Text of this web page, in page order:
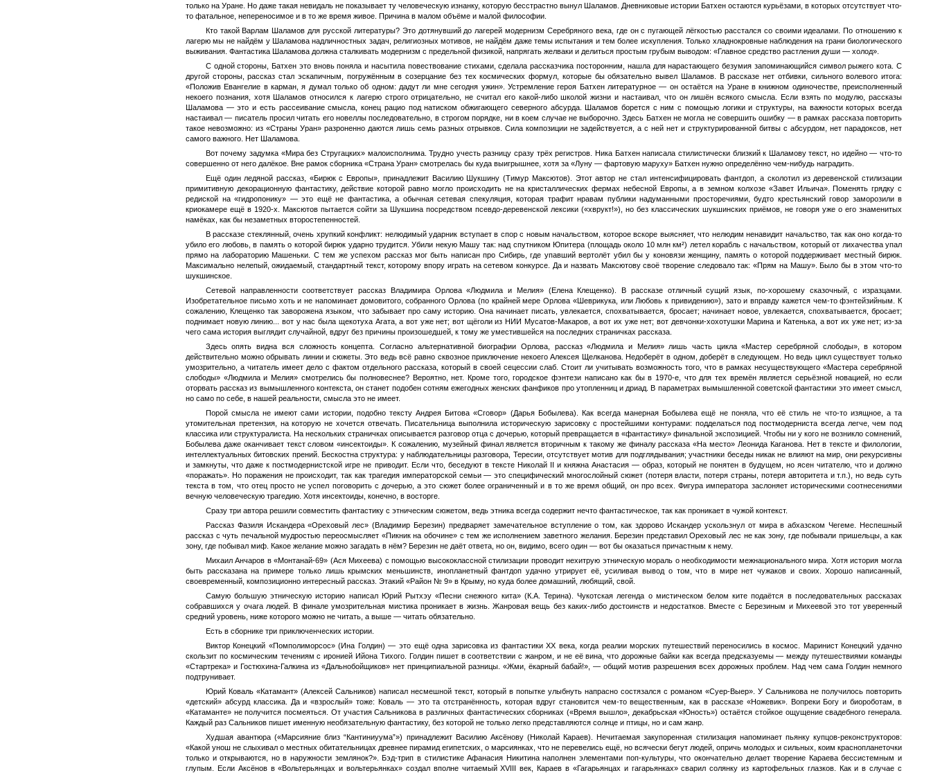
только на Уране. Но даже такая невидаль не показывает ту человеческую изнанку, которую бесстрастно вынул Шаламов. Дневниковые истории Батхен остаются курьёзами, в которых отсутствует что-
то фатальное, непереносимое и в то же время живое. Причина в малом объёме и малой философии.
Кто такой Варлам Шаламов для русской литературы? Это дотянувший до лагерей модернизм Серебряного века, где он с пугающей лёгкостью расстался со своими идеалами. По отношению к
лагерю мы не найдём у Шаламова надличностных задач, религиозных мотивов, не найдём даже темы испытания и тем более искупления. Только хладнокровные наблюдения на грани биологического
выживания. Фантастика Шаламова должна сталкивать модернизм с предельной физикой, напрягать желваки и делиться простым грубым выводом: «Главное средство растления души — холод».
С одной стороны, Батхен это вновь поняла и насытила повествование стихами, сделала рассказчика посторонним, нашла для нарастающего безумия запоминающийся символ рыжего кота. С
другой стороны, рассказ стал эскапичным, погружённым в созерцание без тех космических формул, которые бы обязательно вывел Шаламов. В рассказе нет отбивки, сильного волевого итога:
«Положив Евангелие в карман, я думал только об одном: дадут ли мне сегодня ужин». Устремление героя Батхен литературное — он остаётся на Уране в книжном одиночестве, преисполненный
некоего познания, хотя Шаламов относился к лагерю строго отрицательно, не считал его какой-либо школой жизни и настаивал, что он лишён всякого смысла. Если взять по модулю, рассказы
Шаламова — это и есть рассеивание смысла, конец рацио под натиском обжигающего северного абсурда. Шаламов борется с ним с помощью логики и структуры, на важности которых всегда
настаивал — писатель просил читать его новеллы последовательно, в строгом порядке, ни в коем случае не выборочно. Здесь Батхен не могла не совершить ошибку — в рамках рассказа повторить
такое невозможно: из «Страны Уран» разроненно даются лишь семь разных отрывков. Сила композиции не задействуется, а с ней нет и структурированной битвы с абсурдом, нет парадоксов, нет
самого важного. Нет Шаламова.
Вот почему задумка «Мира без Стругацких» малоисполнима. Трудно учесть разницу сразу трёх регистров. Ника Батхен написала стилистически близкий к Шаламову текст, но идейно — что-то
совершенно от него далёкое. Вне рамок сборника «Страна Уран» смотрелась бы куда выигрышнее, хотя за «Луну — фартовую маруху» Батхен нужно определённо чем-нибудь наградить.
Ещё один ледяной рассказ, «Бирюк с Европы», принадлежит Василию Шукшину (Тимур Максютов). Этот автор не стал интенсифицировать фантдоп, а сколотил из деревенской стилизации
примитивную декорационную фантастику, действие которой равно могло происходить не на кристаллических фермах небесной Европы, а в земном колхозе «Завет Ильича». Поменять грядку с
редиской на «гидропонику» — это ещё не фантастика, а обычная сетевая спекуляция, которая трафит нравам публики надуманными просторечиями, будто крестьянский говор заморозили в
криокамере ещё в 1920-х. Максютов пытается сойти за Шукшина посредством псевдо-деревенской лексики («хврукт!»), но без классических шукшинских приёмов, не говоря уже о его знаменитых
намёках, как бы незаметных второстепенностей.
В рассказе стеклянный, очень хрупкий конфликт: нелюдимый ударник вступает в спор с новым начальством, которое вскоре выясняет, что нелюдим ненавидит начальство, так как оно когда-то
убило его любовь, в память о которой бирюк ударно трудится. Убили некую Машу так: над спутником Юпитера (площадь около 10 млн км²) летел корабль с начальством, который от лихачества упал
прямо на лабораторию Машеньки. С тем же успехом рассказ мог быть написан про Сибирь, где упавший вертолёт убил бы у коновязи женщину, память о которой поддерживает местный бирюк.
Максимально нелепый, ожидаемый, стандартный текст, которому впору играть на сетевом конкурсе. Да и назвать Максютову своё творение следовало так: «Прям на Машу». Было бы в этом что-то
шукшинское.
Сетевой направленности соответствует рассказ Владимира Орлова «Людмила и Мелия» (Елена Клещенко). В рассказе отличный сущий язык, по-хорошему сказочный, с изразцами.
Изобретательное письмо хоть и не напоминает домовитого, собранного Орлова (по крайней мере Орлова «Шеврикука, или Любовь к привидению»), зато и вправду кажется чем-то фэнтейзийным. К
сожалению, Клещенко так заворожена языком, что забывает про саму историю. Она начинает писать, увлекается, спохватывается, бросает; начинает новое, увлекается, спохватывается, бросает;
поднимает новую линию... вот у нас была щекотуха Агата, а вот уже нет; вот щёголи из НИИ Мусатов-Макаров, а вот их уже нет; вот девчонки-хохотушки Марина и Катенька, а вот их уже нет; из-за
чего сама история выглядит случайной, вдруг без причины произошедшей, к тому же уместившейся на последних страничках рассказа.
Здесь опять видна вся сложность концепта. Согласно альтернативной биографии Орлова, рассказ «Людмила и Мелия» лишь часть цикла «Мастер серебряной слободы», в котором
действительно можно обрывать линии и сюжеты. Это ведь всё равно сквозное приключение некоего Алексея Щелканова. Недоберёт в одном, доберёт в следующем. Но ведь цикл существует только
умозрительно, а читатель имеет дело с фактом отдельного рассказа, который в своей сецессии слаб. Стоит ли учитывать возможность того, что в рамках несуществующего «Мастера серебряной
слободы» «Людмила и Мелия» смотрелись бы полновеснее? Вероятно, нет. Кроме того, городское фэнтези написано как бы в 1970-е, что для тех времён является серьёзной новацией, но если
оторвать рассказ из вымышленного контекста, он станет подобен сотням ежегодных женских фанфиков про утопленниц и дриад. В параметрах вымышленной советской фантастики это имеет смысл,
но само по себе, в нашей реальности, смысла это не имеет.
Порой смысла не имеют сами истории, подобно тексту Андрея Битова «Сговор» (Дарья Бобылева). Как всегда манерная Бобылева ещё не поняла, что её стиль не что-то изящное, а та
утомительная претензия, на которую не хочется отвечать. Писательница выполнила историческую зарисовку с простейшими контурами: подделаться под постмодерниста всегда легче, чем под
классика или структуралиста. На нескольких страничках описывается разговор отца с дочерью, который превращается в «фантастику» финальной экспозицией. Чтобы ни у кого не возникло сомнений,
Бобылева даже оканчивает текст словом «инсектоиды». К сожалению, музейный финал является вторичным к такому же финалу рассказа «На место» Леонида Каганова. Нет в тексте и филологии,
интеллектуальных битовских прений. Бескостна структура: у наблюдательницы разговора, Тересии, отсутствует мотив для подглядывания; участники беседы никак не влияют на мир, они рекурсивны
и замкнуты, что даже к постмодернистской игре не приводит. Если что, беседуют в тексте Николай II и княжна Анастасия — образ, который не понятен в будущем, но ясен читателю, что и должно
«поражать». Но поражения не происходит, так как трагедия императорской семьи — это специфический многослойный сюжет (потеря власти, потеря страны, потеря авторитета и т.п.), но ведь суть
текста в том, что отец просто не успел поговорить с дочерью, а это сюжет более ограниченный и в то же время общий, он про всех. Фигура императора заслоняет историческими соотнесениями
вечную человеческую трагедию. Хотя инсектоиды, конечно, в восторге.
Сразу три автора решили совместить фантастику с этническим сюжетом, ведь этника всегда содержит нечто фантастическое, так как проникает в чужой контекст.
Рассказ Фазиля Искандера «Ореховый лес» (Владимир Березин) предваряет замечательное вступление о том, как здорово Искандер ускользнул от мира в абхазском Чегеме. Неспешный
рассказ с чуть печальной мудростью переосмысляет «Пикник на обочине» с тем же исполнением заветного желания. Березин представил Ореховый лес не как зону, где побывали пришельцы, а как
зону, где побывал миф. Какое желание можно загадать в нём? Березин не даёт ответа, но он, видимо, всего один — вот бы оказаться причастным к нему.
Михаил Анчаров в «Монтанай-69» (Ася Михеева) с помощью высококлассной стилизации проводит нехитрую этническую мораль о необходимости межнационального мира. Хотя история могла
быть рассказана на примере только лишь крымских меньшинств, инопланетный фантдоп удачно утрирует её, усиливая вывод о том, что в мире нет чужаков и своих. Хорошо написанный,
своевременный, композиционно интересный рассказ. Этакий «Район № 9» в Крыму, но куда более домашний, любящий, свой.
Самую большую этническую историю написал Юрий Рытхэу «Песни снежного кита» (К.А. Терина). Чукотская легенда о мистическом белом ките подаётся в последовательных рассказах
собравшихся у очага людей. В финале умозрительная мистика проникает в жизнь. Жанровая вещь без каких-либо достоинств и недостатков. Вместе с Березиным и Михеевой это тот уверенный
средний уровень, ниже которого можно не читать, а выше — читать обязательно.
Есть в сборнике три приключенческих истории.
Виктор Конецкий «Помполиморсос» (Ина Голдин) — это ещё одна зарисовка из фантастики ХХ века, когда реалии морских путешествий переносились в космос. Маринист Конецкий удачно
скользит по космическим течениям с иронией Ийона Тихого. Голдин пишет в соответствии с жанром, и не её вина, что дорожные байки как всегда предсказуемы — между путешествиями команды
«Стартрека» и Гостюхина-Галкина из «Дальнобойщиков» нет принципиальной разницы. «Жми, ёкарный бабай!», — общий мотив разрешения всех дорожных проблем. Над чем сама Голдин немного
подтрунивает.
Юрий Коваль «Катамант» (Алексей Сальников) написал несмешной текст, который в попытке улыбнуть напрасно состязался с романом «Суер-Выер». У Сальникова не получилось повторить
«детский» абсурд классика. Да и «взрослый» тоже: Коваль — это та отстранённость, которая вдруг становится чем-то вещественным, как в рассказе «Ножевик». Вопреки Богу и биороботам, в
«Катаманте» не получится посмеяться. От участия Сальникова в различных фантастических сборниках («Время вышло», декабрьская «Юность») остаётся стойкое ощущение свадебного генерала.
Каждый раз Сальников пишет именную необязательную фантастику, без которой не только легко представляются солнце и птицы, но и сам жанр.
Худшая авантюра («Марсияние близ “Кантиниуума”») принадлежит Василию Аксёнову (Николай Караев). Нечитаемая закупоренная стилизация напоминает пьянку купцов-реконструкторов:
«Какой унош не слыхивал о местных обитательницах древнее пирамид египетских, о марсиянках, что не перевелись ещё, но всячески бегут людей, опричь молодых и сильных, коим краснопланеточки
только и открываются, но в наружности землянок?». Бэд-трип в стилистике Афанасия Никитина наполнен элементами поп-культуры, что окончательно делает творение Караева бессистемным и
глупым. Если Аксёнов в «Вольтерьянцах и вольтерьянках» создал вполне читаемый XVIII век, Караев в «Гагарьянцах и гагарьянках» сварил солянку из картофельных глазков. Как и в случае с